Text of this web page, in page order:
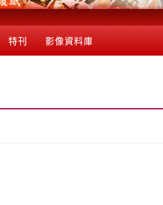
特刊 影像資料庫